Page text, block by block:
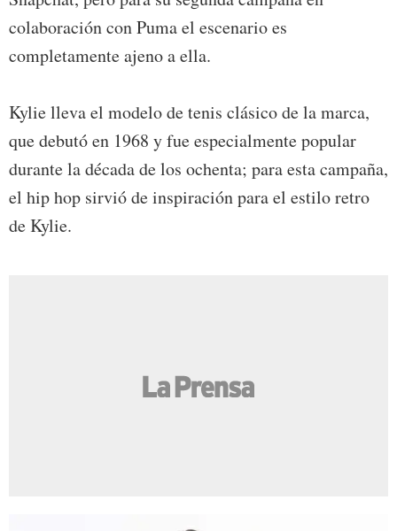
colaboración con Puma el escenario es
completamente ajeno a ella.
Kylie lleva el modelo de tenis clásico de la marca,
que debutó en 1968 y fue especialmente popular
durante la década de los ochenta; para esta campaña,
el hip hop sirvió de inspiración para el estilo retro
de Kylie.